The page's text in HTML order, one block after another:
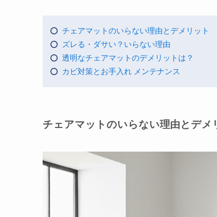
チェアマットのいらない理由とデメリット
ズレる・ダサい？いらない理由
透明なチェアマットのデメリットは？
カビ対策とお手入れ メンテナンス
チェアマットのいらない理由とデメ